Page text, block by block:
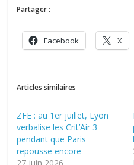
Partager :
Facebook X
Articles similaires
ZFE : au 1er juillet, Lyon
verbalise les Crit’Air 3
pendant que Paris
repousse encore